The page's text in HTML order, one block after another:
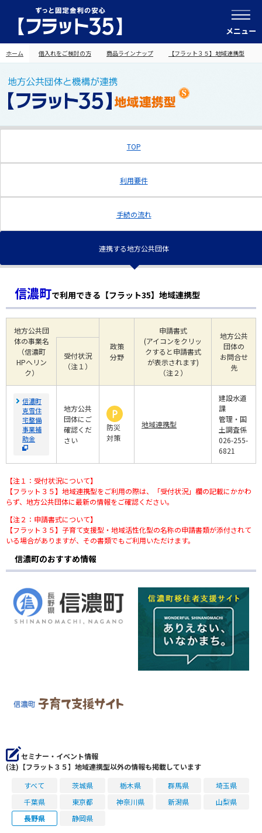
メニュー
ホーム 借入れをご検討の方 商品ラインナップ 【フラット３５】地域連携型
TOP
利用要件
手続の流れ
連携する地方公共団体
信濃町で利用できる【フラット35】地域連携型
地方公共団
体の事業名
（信濃町
HPへリン
ク）
政策
分野
申請書式
(アイコンをクリッ
クすると申請書式
が表示されます)
（注２）
地方公共
団体の
お問合せ
先
受付状況
（注１）
信濃町
克雪住
宅整備
事業補
助金
地方公共
団体にご
確認くだ
さい
防災
対策
地域連携型
建設水道
課
管理・国
土調査係
026-255-
6821
【注１：受付状況について】
【フラット３５】地域連携型をご利用の際は、「受付状況」欄の記載にかかわ
らず、地方公共団体に最新の情報をご確認ください。
【注２：申請書式について】
【フラット３５】子育て支援型・地域活性化型の名称の申請書類が添付されて
いる場合がありますが、その書類でもご利用いただけます。
信濃町のおすすめ情報
セミナー・イベント情報
(注)【フラット３５】地域連携型以外の情報も掲載しています
すべて
茨城県 栃木県 群馬県
埼玉県
千葉県
東京都 神奈川県 新潟県
山梨県
長野県
静岡県